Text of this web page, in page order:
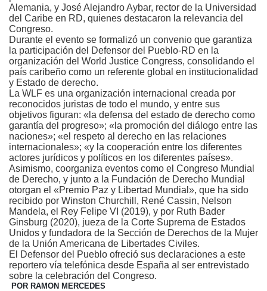
Alemania, y José Alejandro Aybar, rector de la Universidad
del Caribe en RD, quienes destacaron la relevancia del
Congreso.
Durante el evento se formalizó un convenio que garantiza
la participación del Defensor del Pueblo-RD en la
organización del World Justice Congress, consolidando el
país caribeño como un referente global en institucionalidad
y Estado de derecho.
La WLF es una organización internacional creada por
reconocidos juristas de todo el mundo, y entre sus
objetivos figuran: «la defensa del estado de derecho como
garantía del progreso»; «la promoción del diálogo entre las
naciones»; «el respeto al derecho en las relaciones
internacionales»; «y la cooperación entre los diferentes
actores jurídicos y políticos en los diferentes países».
Asimismo, coorganiza eventos como el Congreso Mundial
de Derecho, y junto a la Fundación de Derecho Mundial
otorgan el «Premio Paz y Libertad Mundial», que ha sido
recibido por Winston Churchill, René Cassin, Nelson
Mandela, el Rey Felipe VI (2019), y por Ruth Bader
Ginsburg (2020), jueza de la Corte Suprema de Estados
Unidos y fundadora de la Sección de Derechos de la Mujer
de la Unión Americana de Libertades Civiles.
El Defensor del Pueblo ofreció sus declaraciones a este
reportero vía telefónica desde España al ser entrevistado
sobre la celebración del Congreso.
POR RAMON MERCEDES